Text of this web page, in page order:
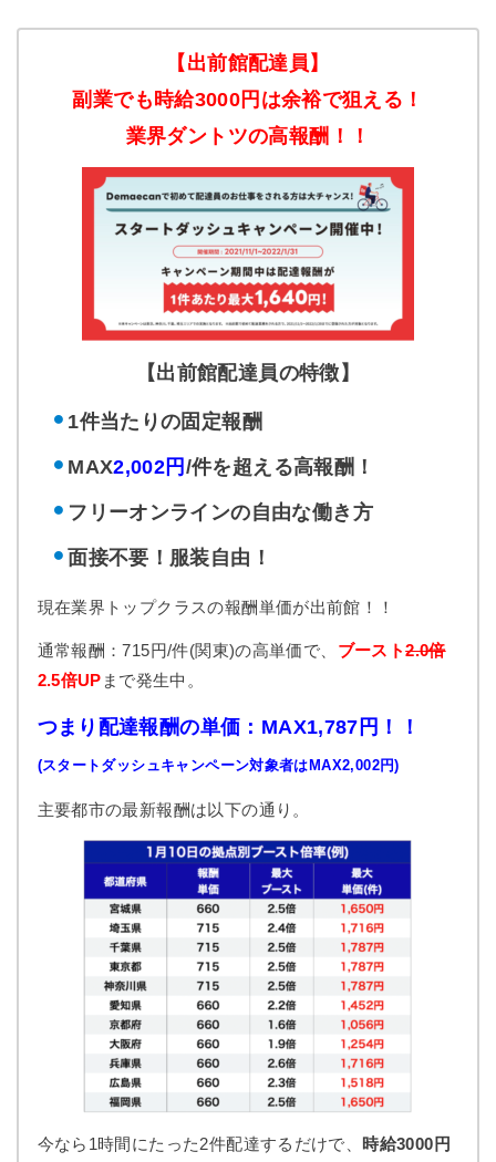
【出前館配達員】
副業でも時給3000円は余裕で狙える！
業界ダントツの高報酬！！
【出前館配達員の特徴】
1件当たりの固定報酬
MAX2,002円/件を超える高報酬！
フリーオンラインの自由な働き方
面接不要！服装自由！
現在業界トップクラスの報酬単価が出前館！！
通常報酬：715円/件(関東)の高単価で、 ブースト2.0倍
2.5倍UP まで発生中。
つまり配達報酬の単価：MAX1,787円！！
(スタートダッシュキャンペーン対象者はMAX2,002円)
主要都市の最新報酬は以下の通り。
今なら 1時間にたった2件配達するだけで、 時給3000円